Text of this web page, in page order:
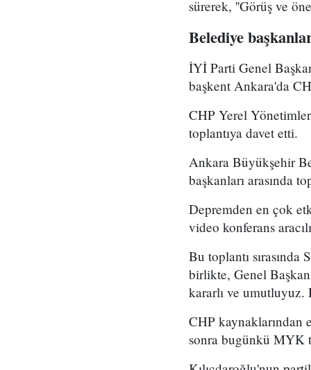
sürerek, ''Görüş ve
Belediye
İYİ Parti Genel
başkent Ankara'da
CHP Yerel
toplantıya davet etti.
Ankara Büyükşehir
başkanları arasında
Depremden en çok
video konferans
Bu toplantı
birlikte, Genel
kararlı ve umutluyuz.
CHP kaynaklarından
sonra bugünkü MYK